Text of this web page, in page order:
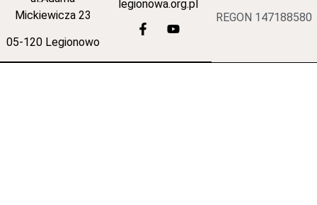
Mickiewicza 23
05-120 Legionowo
legionowa.org.pl
REGON 147188580